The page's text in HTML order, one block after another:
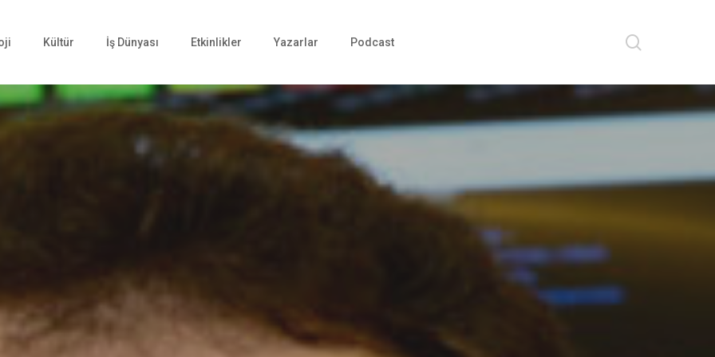
Kültür İş Dünyası Etkinlikler Yazarlar Podcast